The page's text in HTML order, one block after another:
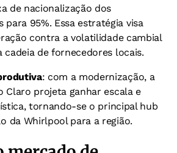
de nacionalização dos
para 95%. Essa estratégia visa
contra a volatilidade cambial
cadeia de fornecedores locais.
: com a modernização, a
Claro projeta ganhar escala e
tornando-se o principal hub
da Whirlpool para a região.